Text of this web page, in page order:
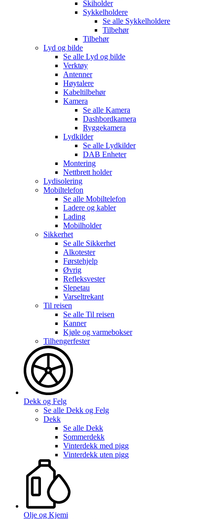
Skiholder
Sykkelholdere
Se alle Sykkelholdere
Tilbehør
Tilbehør
Lyd og bilde
Se alle Lyd og bilde
Verktøy
Antenner
Høytalere
Kabeltilbehør
Kamera
Se alle Kamera
Dashbordkamera
Ryggekamera
Lydkilder
Se alle Lydkilder
DAB Enheter
Montering
Nettbrett holder
Lydisolering
Mobiltelefon
Se alle Mobiltelefon
Ladere og kabler
Lading
Mobilholder
Sikkerhet
Se alle Sikkerhet
Alkotester
Førstehjelp
Øvrig
Refleksvester
Slepetau
Varseltrekant
Til reisen
Se alle Til reisen
Kanner
Kjøle og varmebokser
Tilhengerfester
Dekk og Felg
Se alle Dekk og Felg
Dekk
Se alle Dekk
Sommerdekk
Vinterdekk med pigg
Vinterdekk uten pigg
Olje og Kjemi